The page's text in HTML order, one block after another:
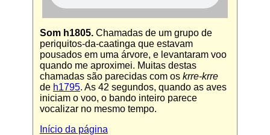
Som h1805.Chamadas de um grupo de
periquitos-da-caatinga que estavam
pousados em uma árvore, e levantaram voo
quando me aproximei. Muitas destas
chamadas são parecidas com os krre-krre
de h1795. As 42 segundos, quando as aves
iniciam o voo, o bando inteiro parece
vocalizar no mesmo tempo.
Início da página